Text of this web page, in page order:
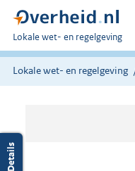
U
bent
hier:
Lokale wet- en regelgeving
Lokale wet- en regelgeving